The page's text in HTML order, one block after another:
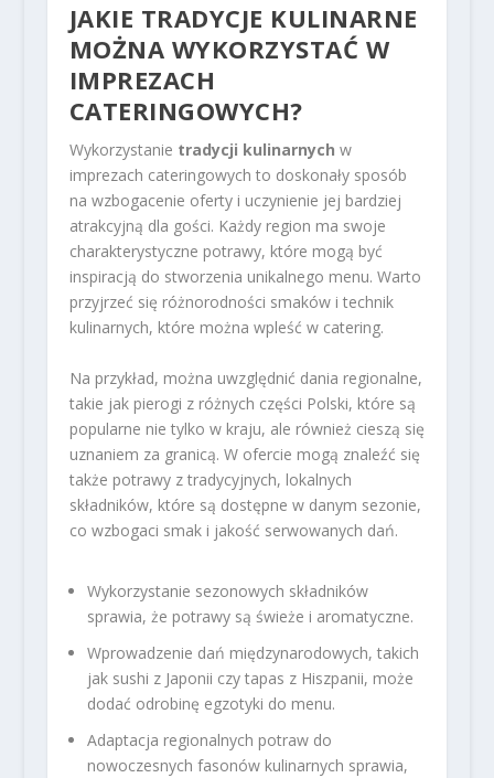
JAKIE TRADYCJE KULINARNE
MOŻNA WYKORZYSTAĆ W
IMPREZACH
CATERINGOWYCH?
Wykorzystanie tradycji kulinarnych w
imprezach cateringowych to doskonały sposób
na wzbogacenie oferty i uczynienie jej bardziej
atrakcyjną dla gości. Każdy region ma swoje
charakterystyczne potrawy, które mogą być
inspiracją do stworzenia unikalnego menu. Warto
przyjrzeć się różnorodności smaków i technik
kulinarnych, które można wpleść w catering.
Na przykład, można uwzględnić dania regionalne,
takie jak pierogi z różnych części Polski, które są
popularne nie tylko w kraju, ale również cieszą się
uznaniem za granicą. W ofercie mogą znaleźć się
także potrawy z tradycyjnych, lokalnych
składników, które są dostępne w danym sezonie,
co wzbogaci smak i jakość serwowanych dań.
Wykorzystanie sezonowych składników
sprawia, że potrawy są świeże i aromatyczne.
Wprowadzenie dań międzynarodowych, takich
jak sushi z Japonii czy tapas z Hiszpanii, może
dodać odrobinę egzotyki do menu.
Adaptacja regionalnych potraw do
nowoczesnych fasonów kulinarnych sprawia,